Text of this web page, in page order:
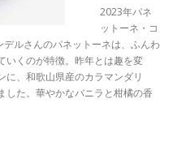
2023年パネ
ットーネ・コ
ルさんのパネットーネは、ふんわ
いくのが特徴。昨年とは趣を変
に、和歌山県産のカラマンダリ
した。華やかなバニラと柑橘の香